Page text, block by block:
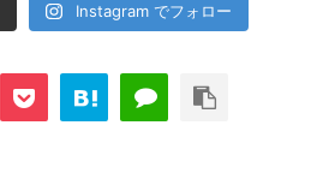
Instagram でフォロー